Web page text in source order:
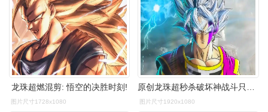
龙珠超燃混剪: 悟空的决胜时刻!
图片尺寸1728x1080
原创龙珠超秒杀破坏神战斗只用一根手指连载7年他们才是最强种族
图片尺寸1920x1080